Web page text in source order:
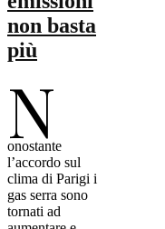
non basta
più
N
onostante
l’accordo sul
clima di Parigi i
gas serra sono
tornati ad